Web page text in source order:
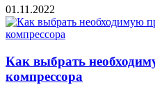
01.11.2022
Как выбрать
компрессора